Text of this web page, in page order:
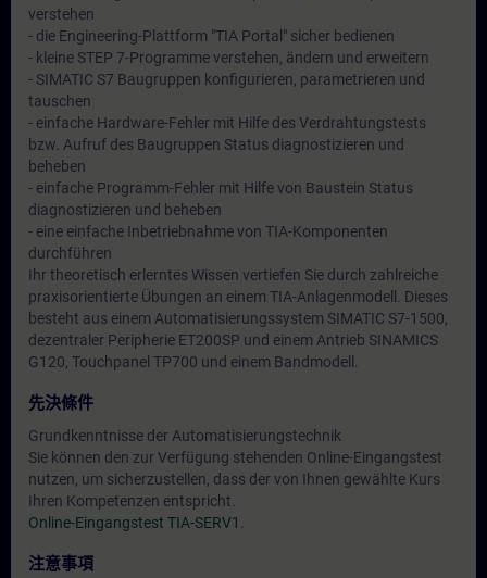
verstehen
- die Engineering-Plattform "TIA Portal" sicher bedienen
- kleine STEP 7-Programme verstehen, ändern und erweitern
- SIMATIC S7 Baugruppen konfigurieren, parametrieren und
tauschen
- einfache Hardware-Fehler mit Hilfe des Verdrahtungstests
bzw. Aufruf des Baugruppen Status diagnostizieren und
beheben
- einfache Programm-Fehler mit Hilfe von Baustein Status
diagnostizieren und beheben
- eine einfache Inbetriebnahme von TIA-Komponenten
durchführen
Ihr theoretisch erlerntes Wissen vertiefen Sie durch zahlreiche
praxisorientierte Übungen an einem TIA-Anlagenmodell. Dieses
besteht aus einem Automatisierungssystem SIMATIC S7-1500,
dezentraler Peripherie ET200SP und einem Antrieb SINAMICS
G120, Touchpanel TP700 und einem Bandmodell.
先決條件
Grundkenntnisse der Automatisierungstechnik
Sie können den zur Verfügung stehenden Online-Eingangstest
nutzen, um sicherzustellen, dass der von Ihnen gewählte Kurs
Ihren Kompetenzen entspricht.
Online-Eingangstest TIA-SERV1
注意事項